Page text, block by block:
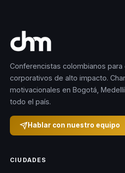
Conferencistas colombianos para
corporativos de alto impacto.
motivacionales en Bogotá,
todo el país.
Hablar con nuestro equipo
CIUDADES